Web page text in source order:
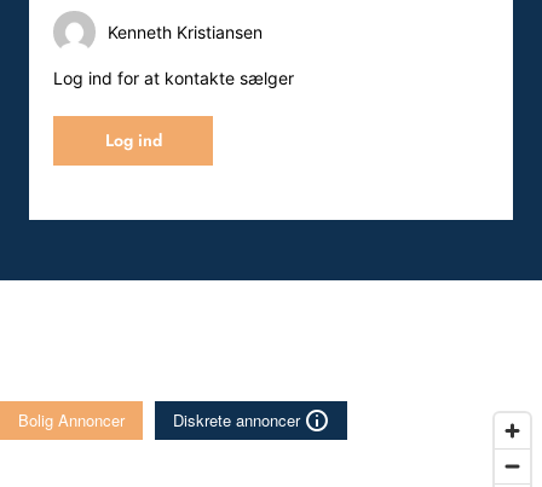
Kenneth Kristiansen
Log ind for at kontakte sælger
Log ind
Bolig Annoncer Diskrete annoncer